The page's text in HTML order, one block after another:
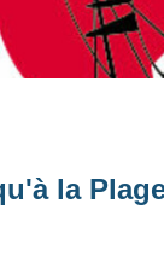
la